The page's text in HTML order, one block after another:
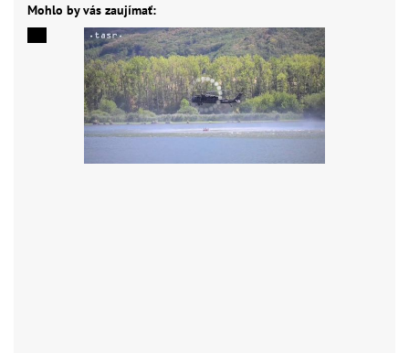
Mohlo by vás zaujímať: